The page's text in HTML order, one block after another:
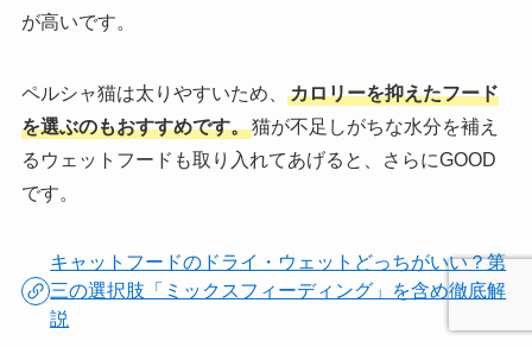
が高いです。
ペルシャ猫は太りやすいため、
カロリーを抑えたフード
を選ぶのもおすすめです。猫が不足しがちな水分を補え
るウェットフードも取り入れてあげると、さらにGOOD
です。
キャットフードのドライ・ウェットどっちがいい？第
三の選択肢「ミックスフィーディング」を含め徹底解
説